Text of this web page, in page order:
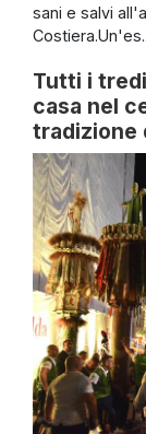
sani e salvi
Tutti i
casa nel
tradizione